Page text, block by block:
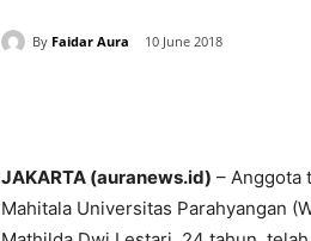
By Faidar Aura 10 June 2018
JAKARTA (auranews.id) – Anggota
Mahitala Universitas Parahyangan